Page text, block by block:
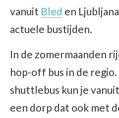
vanuit Bled en
actuele bustijden.
In de zomermaanden
hop-off bus in de
shuttlebus kun je
een dorp dat ook met